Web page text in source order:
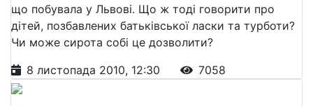
що побувала у Львові. Що ж тоді говорити про
дітей, позбавлених батьківської ласки та турботи?
Чи може сирота собі це дозволити?
8 листопада 2010, 12:30
7058